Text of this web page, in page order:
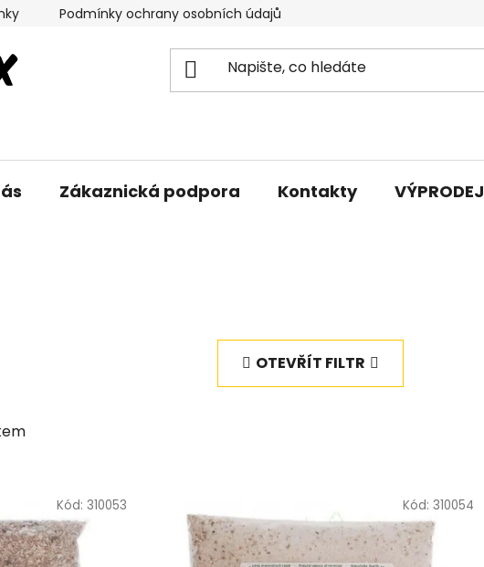
Podmínky ochrany osobních údajů
Zákaznická podpora Kontakty VÝPRODEJ
OTEVŘÍT FILTR
Kód:310053 Kód: 310054